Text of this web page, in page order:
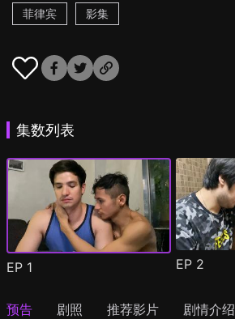
菲律宾 影集
集数列表
EP 1 EP 2
预告 剧照 推荐影片 剧情介绍